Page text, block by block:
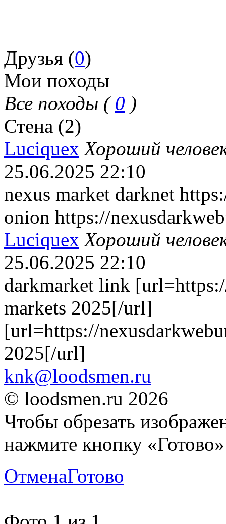
Друзья (0)
Мои походы
Все походы ( 0 )
Стена (2)
Luciquex Хороший
25.06.2025 22:10
nexus market darknet
onion https://
Luciquex Хороший
25.06.2025 22:10
darkmarket link
markets 2025[/url]
[url=https://
2025[/url]
knk@loodsmen.ru
© loodsmen.ru 2026
Чтобы обрезать
нажмите кнопку «Готово»
ОтменаГотово